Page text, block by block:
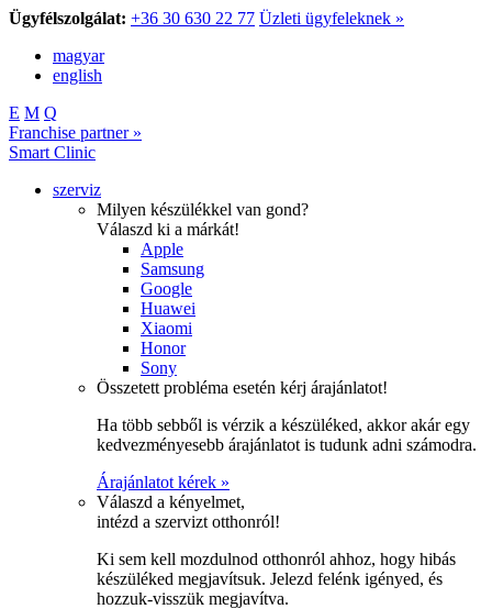
Ügyfélszolgálat: +36 30 630 22 77 Üzleti ügyfeleknek »
magyar
english
E M Q
Franchise partner »
Smart Clinic
szerviz
Milyen készülékkel van gond?
Válaszd ki a márkát!
Apple
Samsung
Google
Huawei
Xiaomi
Honor
Sony
Összetett probléma esetén kérj árajánlatot!
Ha több sebből is vérzik a készüléked, akkor akár egy
kedvezményesebb árajánlatot is tudunk adni számodra.
Árajánlatot kérek »
Válaszd a kényelmet,
intézd a szervizt otthonról!
Ki sem kell mozdulnod otthonról ahhoz, hogy hibás
készüléked megjavítsuk. Jelezd felénk igényed, és
hozzuk-visszük megjavítva.